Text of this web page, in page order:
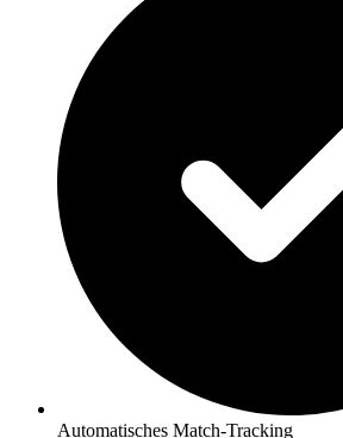
Automatisches Match-Tracking